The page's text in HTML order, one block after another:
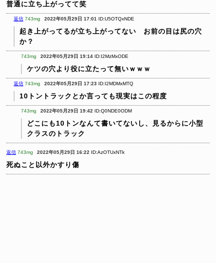
普通に立ち上がってて笑
返信 743mg 2022年05月29日 17:01 ID:U5OTQxNDE
起き上がってるが立ち上がってない お前の目は尻の穴
か？
743mg 2022年05月29日 19:14 ID:I2MzMxODE
ケツの穴より役に立たって無いｗｗｗ
返信 743mg 2022年05月29日 17:23 ID:I2MDMxMTQ
10トントラックとか言っても現実はこの程度
743mg 2022年05月29日 19:42 ID:Q0NDE0ODM
どこにも10トンなんて書いてないし、見るからに小型
クラスのトラック
返信 743mg 2022年05月29日 16:22 ID:AzOTUxNTk
死ぬこと以外かすり傷